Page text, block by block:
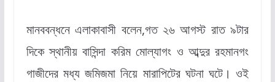
মানববন্ধনে এলাকাবাসী বলেন,গত ২৬ আগস্ট রাত ৯টার
দিকে স্থানীয় বাসিন্দা করিম মোল্যাগং ও আব্দুর রহমানগং
গাজীদের মধ্য জমিজমা নিয়ে মারাপিটের ঘটনা ঘটে। ওই